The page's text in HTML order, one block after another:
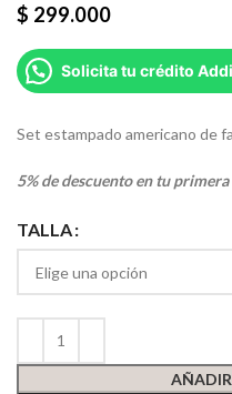
$ 299.000
Solicita tu crédito
Set estampado americano de
5% de descuento en tu
TALLA